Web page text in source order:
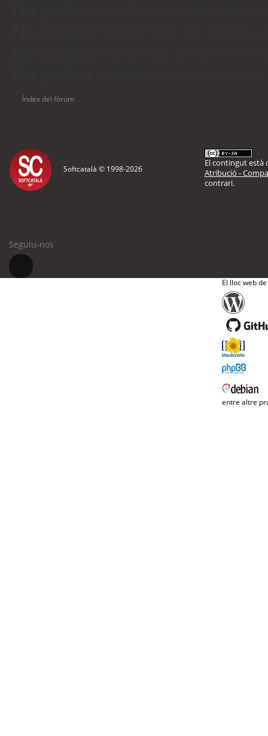
Índex del fòrum
Softcatalà © 1998-2026
El contingut està
Atribució -
contrari.
Seguiu-nos
El lloc web
entre altre